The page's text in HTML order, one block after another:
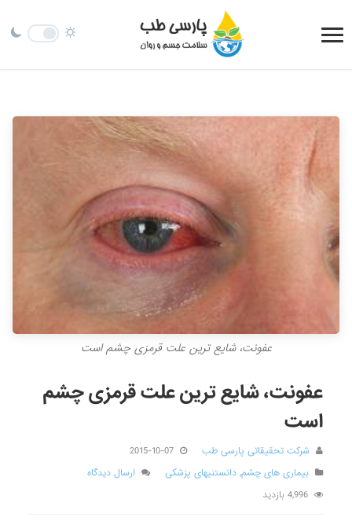
عفونت، شایع ترین علت قرمزی چشم است
عفونت، شایع ترین علت قرمزی چشم
است
شرکت تحقیقاتی پارسی طب
2015-10-07
بیماری های چشم,دانستنیهای پزشکی
ارسال دیدگاه
4,996 بازدید